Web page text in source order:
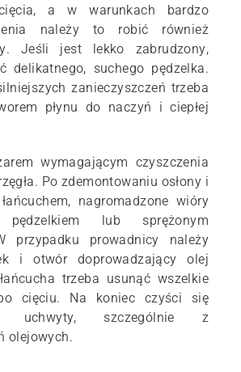
a w warunkach bardzo
należy to robić również
Jeśli jest lekko zabrudzony,
delikatnego, suchego pędzelka.
zanieczyszczeń trzeba
płynu do naczyń i ciepłej
wymagającym czyszczenia
Po zdemontowaniu osłony i
nagromadzone wióry
lub sprężonym
przypadku prowadnicy należy
i otwór doprowadzający olej
trzeba usunąć wszelkie
cięciu. Na koniec czyści się
uchwyty, szczególnie z
olejowych.